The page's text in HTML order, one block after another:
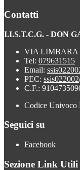
Contatti
I.I.S.T.C.G. - DON
VIA LIMBARA
Tel: 079631515
Email:
PEC:
C.F.:
Codice Univoco
Seguici su
Facebook
Sezione Link Utili